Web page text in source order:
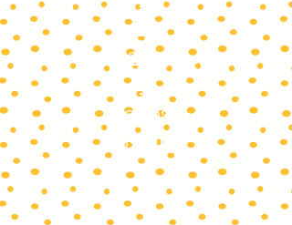
em
contat
o
conosc
o aqui